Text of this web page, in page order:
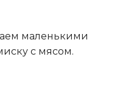
маленькими
с мясом.